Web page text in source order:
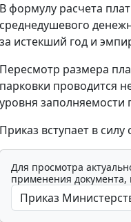
В формулу расчета
среднедушевого
за истекший год и
Пересмотр размера
парковки проводится
уровня заполняемости
Приказ вступает в
Для просмотра
применения документа,